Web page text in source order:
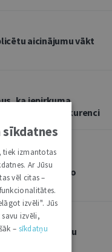
aicinājumu vākt
ka iepirkuma
godīgu konkurenci
no
saņemt sociālo
par migrantu
tiek izmantotas
Ar Jūsu
vēl citas –
izvēli". Jūs
izvēli,
– sīkdatņu